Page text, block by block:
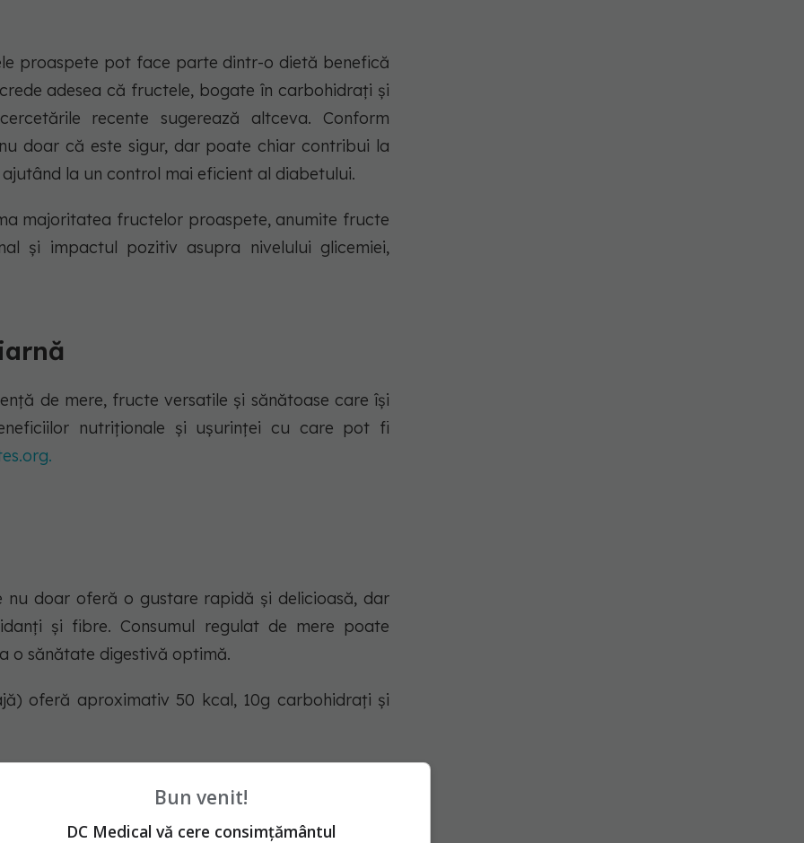
proaspete pot face parte dintr-o dietă benefică
adesea că fructele, bogate în carbohidrați și
recente sugerează altceva. Conform
doar că este sigur, dar poate chiar contribui la
la un control mai eficient al diabetului.
majoritatea fructelor proaspete, anumite fructe
și impactul pozitiv asupra nivelului glicemiei,
de mere, fructe versatile și sănătoase care își
nutriționale și ușurinței cu care pot fi
nu doar oferă o gustare rapidă și delicioasă, dar
și fibre. Consumul regulat de mere poate
o sănătate digestivă optimă.
oferă aproximativ 50 kcal, 10g carbohidrați și
70 kcal, 20g carbohidrați și 4g fibre.
ridicat de cancer. Crește probabilitatea de a
Bun venit!
DC Medical vă cere consimțământul